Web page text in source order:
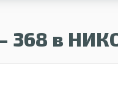
368 в